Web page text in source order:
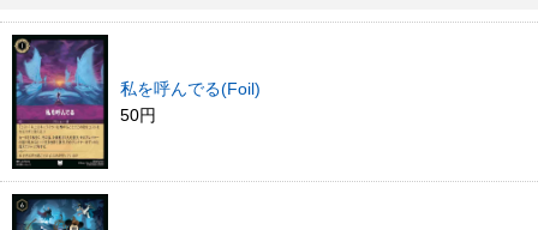
私を呼んでる(Foil)
50円